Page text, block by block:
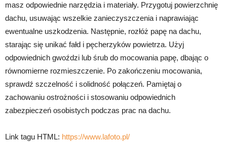
masz odpowiednie narzędzia i materiały. Przygotuj powierzchnię
dachu, usuwając wszelkie zanieczyszczenia i naprawiając
ewentualne uszkodzenia. Następnie, rozłóż papę na dachu,
starając się unikać fałd i pęcherzyków powietrza. Użyj
odpowiednich gwoździ lub śrub do mocowania papę, dbając o
równomierne rozmieszczenie. Po zakończeniu mocowania,
sprawdź szczelność i solidność połączeń. Pamiętaj o
zachowaniu ostrożności i stosowaniu odpowiednich
zabezpieczeń osobistych podczas prac na dachu.
Link tagu HTML: https://www.lafoto.pl/